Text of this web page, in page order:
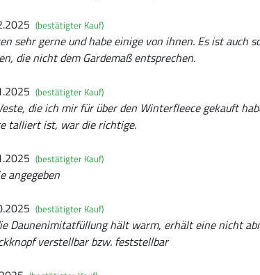
(bestätigter Kauf)
sehr gerne und habe einige von ihnen. Es ist auch
die nicht dem Gardemaß entsprechen.
(bestätigter Kauf)
die ich mir für über den Winterfleece gekauft
talliert ist, war die richtige.
(bestätigter Kauf)
angegeben
(bestätigter Kauf)
Daunenimitatfüllung hält warm, erhält eine nicht
verstellbar bzw. feststellbar